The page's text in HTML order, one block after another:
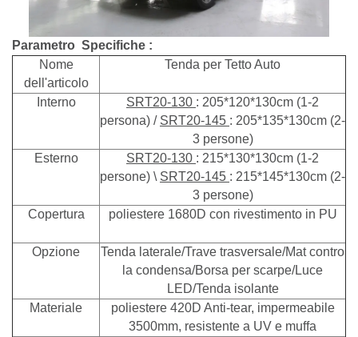
Parametro Specifiche :
Nome
dell'articolo
Tenda per Tetto Auto
Interno SRT20-130 : 205*120*130cm (1-2
persona) / SRT20-145 : 205*135*130cm (2-
3 persone)
Esterno
SRT20-130 : 215*130*130cm (1-2
persone) \ SRT20-145 : 215*145*130cm (2-
3 persone)
Copertura
poliestere 1680D con rivestimento in PU
Opzione
Tenda laterale/Trave trasversale/Mat contro
la condensa/Borsa per scarpe/Luce
LED/Tenda isolante
Materiale
poliestere 420D Anti-tear, impermeabile
3500mm, resistente a UV e muffa